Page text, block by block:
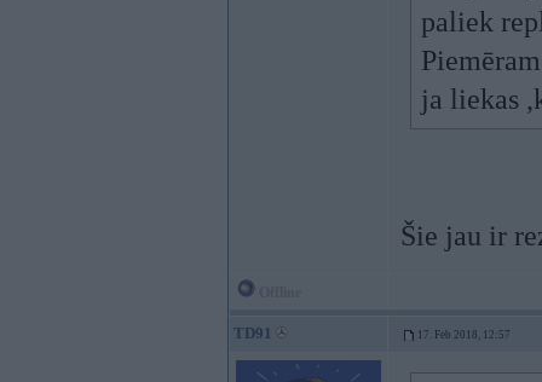
paliek
ja liekas
Šie jau ir
TD91 17. Feb 2018, 12:57